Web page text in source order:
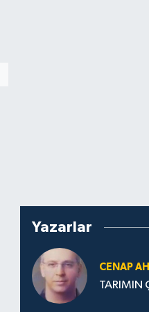
Yazarlar
CENAP
TARIMIN